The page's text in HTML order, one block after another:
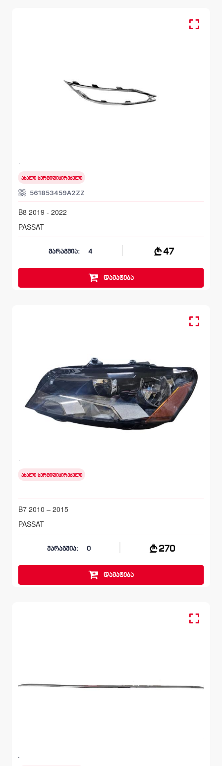
B8 2019 - 2022
ახალი სერტიფიცირებული
561853459A2ZZ
B8 2019 - 2022
PASSAT
მარაგშია: 4 47
დამატება
მარცხენა, წინა ფარი
B7 2010 – 2015
ახალი სერტიფიცირებული
B7 2010 – 2015
PASSAT
მარაგშია: 0 270
დამატება
A6 2010 – 2014